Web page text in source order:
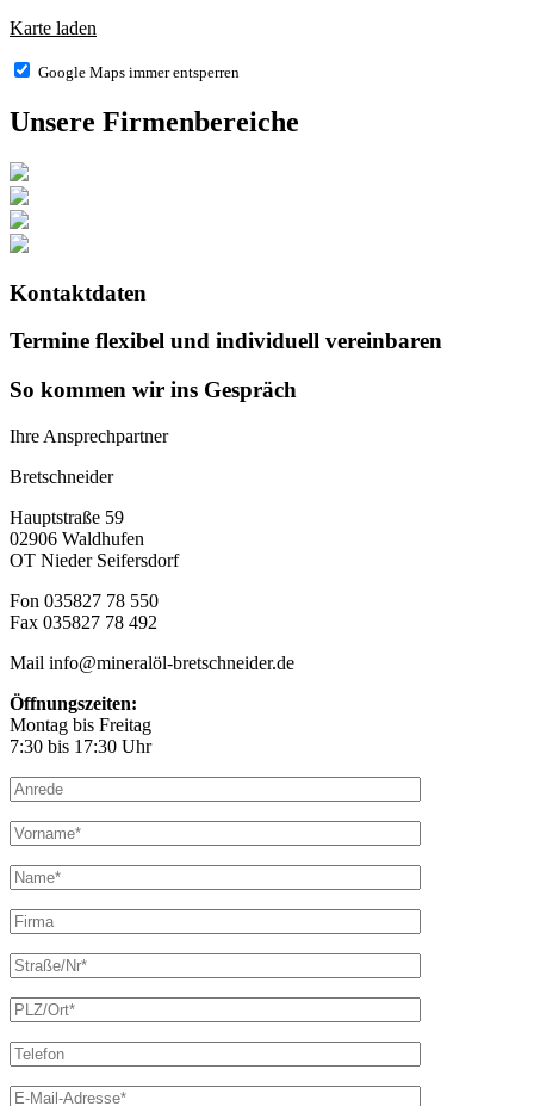
Karte laden
Google Maps immer entsperren
Unsere Firmenbereiche
Kontaktdaten
Termine flexibel und individuell vereinbaren
So kommen wir ins Gespräch
Ihre Ansprechpartner
Bretschneider
Hauptstraße 59
02906 Waldhufen
OT Nieder Seifersdorf
Fon 035827 78 550
Fax 035827 78 492
Mail info@mineralöl-bretschneider.de
Öffnungszeiten:
Montag bis Freitag
7:30 bis 17:30 Uhr